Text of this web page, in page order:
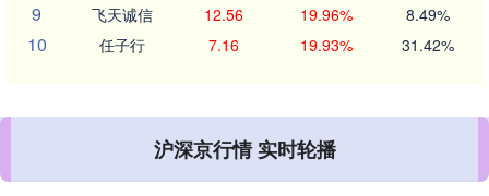
9 飞天诚信 12.56 19.96% 8.49%
10 任子行 7.16 19.93% 31.42%
沪深京行情 实时轮播